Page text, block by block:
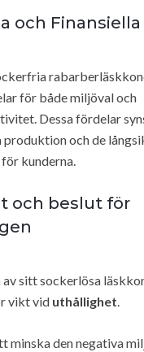
och
för både miljöval och
Dessa fördelar
och de
kunderna.
och beslut för
sitt sockerlösa
vikt vid uthållighet.
minska den negativa